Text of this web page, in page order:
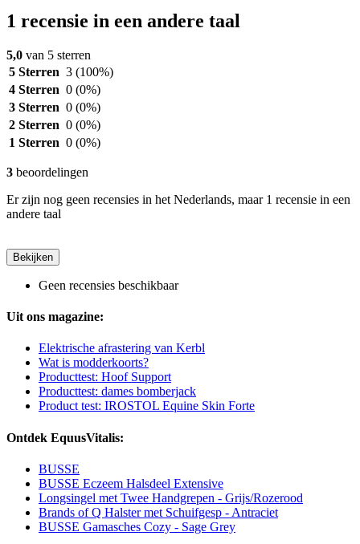
1 recensie in een andere taal
5,0 van 5 sterren
5 Sterren 3 (100%)
4 Sterren 0 (0%)
3 Sterren 0 (0%)
2 Sterren 0 (0%)
1 Sterren 0 (0%)
3 beoordelingen
Er zijn nog geen recensies in het Nederlands, maar 1 recensie in een
andere taal
Bekijken
Geen recensies beschikbaar
Uit ons magazine:
Elektrische afrastering van Kerbl
Wat is modderkoorts?
Producttest: Hoof Support
Producttest: dames bomberjack
Product test: IROSTOL Equine Skin Forte
Ontdek EquusVitalis:
BUSSE
BUSSE Eczeem Halsdeel Extensive
Longsingel met Twee Handgrepen - Grijs/Rozerood
Brands of Q Halster met Schuifgesp - Antraciet
BUSSE Gamasches Cozy - Sage Grey